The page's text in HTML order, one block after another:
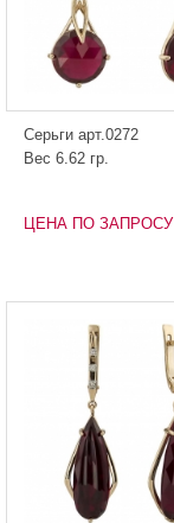
Серьги арт.0272
Вес 6.62 гр.
ЦЕНА ПО ЗАПРОСУ